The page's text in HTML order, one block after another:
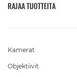
Kamerat
Objektiivit
RAJAA TUOTTEITA